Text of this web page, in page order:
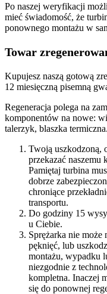
Po naszej weryfikacji
mieć świadomość, że
ponownego montażu w
Towar
Kupujesz naszą gotową
12 miesięczną pisemną
Regeneracja polega na
komponentów na nowe:
talerzyk, blaszka termiczna.
Twoją uszkodzoną,
przekazać naszemu
Pamiętaj turbina
dobrze
chroniące
transportu.
Do godziny 15
u Ciebie.
Sprężarka nie może
pęknięć, lub
montażu, wypadku
niezgodnie z
kompletna. Inaczej
się do ponownej